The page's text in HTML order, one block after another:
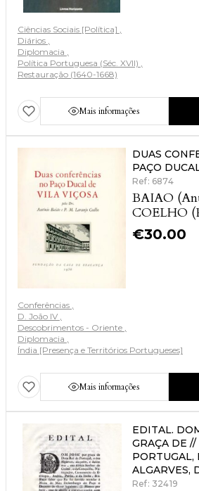
Ciências Sociais [Política]
Diários
Diplomacia
Política Portuguesa (Séc. XVII)
Restauração (1640-1668)
Mais informações
DUAS
PAÇO
Ref: 6874
BAIAO
COELHO
Laranjo)
€30.00
Conferências
D. João IV
Descobrimentos - Oriente
Diplomacia
Índia [Presença e Territórios Portugueses]
Mais informações
EDITAL.
GRAÇA DE
PORTUGAL,
ALGARVES,
Ref: 32419